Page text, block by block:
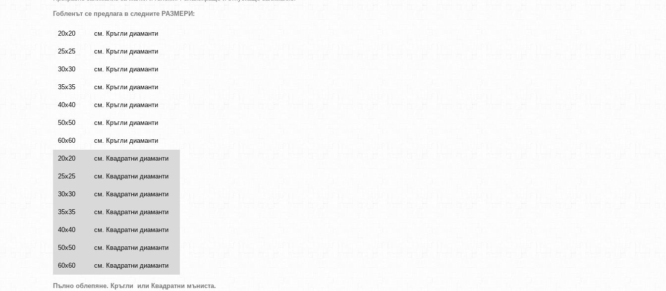
Гобленът се предлага в следните РАЗМЕРИ:
20х20 см. Кръгли диаманти
25х25 см. Кръгли диаманти
30х30 см. Кръгли диаманти
35х35 см. Кръгли диаманти
40х40 см. Кръгли диаманти
50х50 см. Кръгли диаманти
60х60 см. Кръгли диаманти
20х20 см. Квадратни диаманти
25х25 см. Квадратни диаманти
30х30 см. Квадратни диаманти
35х35 см. Квадратни диаманти
40х40 см. Квадратни диаманти
50х50 см. Квадратни диаманти
60х60 см. Квадратни диаманти
Пълно облепяне. Кръгли или Квадратни мъниста.